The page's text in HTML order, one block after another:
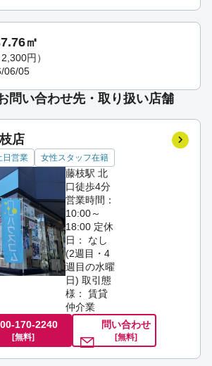
㎡
円）
06/05
問い合わせ先・取り扱い店舗
店
日営業 女性スタッフ在籍
藤枝駅 北
口徒歩4分
営業時間：
10:00～
18:00 定休
日： なし
(2週目・4
週目の水曜
日)取引態
様： 賃貸
仲介業
170-2240
[無料]
問い合わせ
[無料]